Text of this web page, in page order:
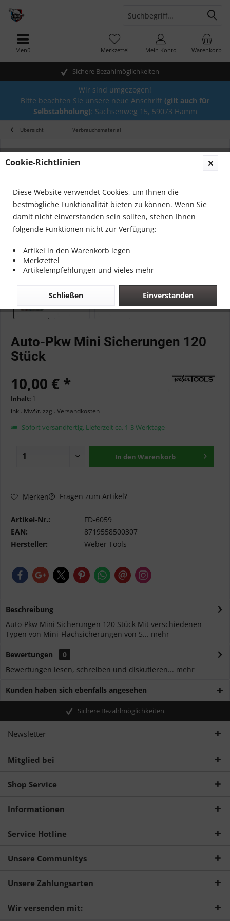
Sichere Bezahlmöglichkeiten
Warenkorb
Merkzettel Mein Konto
Menü
Wir sind umgezogen!
Bitte beachten Sie unsere neue Anschrift (gilt auch für
Selbstabholung): Sachsenweg 15, 59073 Hamm
Übersicht Verbrauchsmaterial
Auto-Pkw Mini Sicherungen 120
Stück
10,00 € *
Inhalt: 1
inkl. MwSt. zzgl. Versandkosten
Sofort versandfertig, Lieferzeit ca. 1-3 Werktage
In den Warenkorb
Merken Fragen zum Artikel?
Artikel-Nr.:
FD-6059
EAN:
8719558500307
Hersteller:
Weber Tools
Beschreibung
Auto-Pkw Mini Sicherungen 120 Stück Mit verschiedenen
Typen von Mini-Flachsicherungen von 5... mehr
Bewertungen
0
Bewertungen lesen, schreiben und diskutieren... mehr
Kunden haben sich ebenfalls angesehen
Sichere Bezahlmöglichkeiten
Newsletter
Mitglied bei
Shop Service
Informationen
Service Hotline
Unsere Communitys
Unsere Zahlungsarten
Wir versenden mit:
Cookie-Richtlinien
Diese Website verwendet Cookies, um Ihnen die
bestmögliche Funktionalität bieten zu können. Wenn Sie
damit nicht einverstanden sein sollten, stehen Ihnen
folgende Funktionen nicht zur Verfügung:
Artikel in den Warenkorb legen
Merkzettel
Artikelempfehlungen und vieles mehr
Einverstanden
Schließen